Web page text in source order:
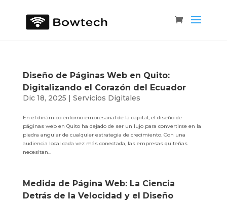
Diseño de Páginas Web en Quito:
Digitalizando el Corazón del Ecuador
Dic 18, 2025 | Servicios Digitales
En el dinámico entorno empresarial de la capital, el diseño de
páginas web en Quito ha dejado de ser un lujo para convertirse en la
piedra angular de cualquier estrategia de crecimiento. Con una
audiencia local cada vez más conectada, las empresas quiteñas
necesitan...
Medida de Página Web: La Ciencia
Detrás de la Velocidad y el Diseño